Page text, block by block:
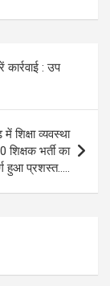
: उप
शिक्षा व्यवस्था
भर्ती का
हुआ प्रशस्त…..